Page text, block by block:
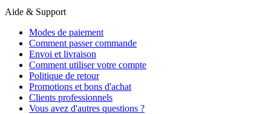
Aide & Support
Modes de paiement
Comment passer commande
Envoi et livraison
Comment utiliser votre compte
Politique de retour
Promotions et bons d'achat
Clients professionnels
Vous avez d'autres questions ?